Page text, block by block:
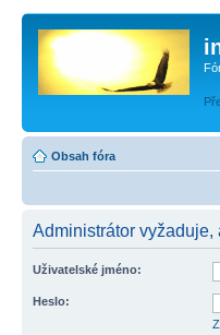
Obsah fóra
Administrátor
Uživatelské jméno:
Heslo: